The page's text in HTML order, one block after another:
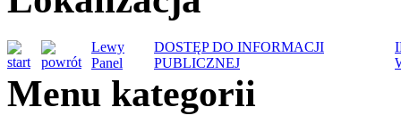
Lewy
Panel
DOSTĘP DO INFORMACJI
PUBLICZNEJ
Menu kategorii